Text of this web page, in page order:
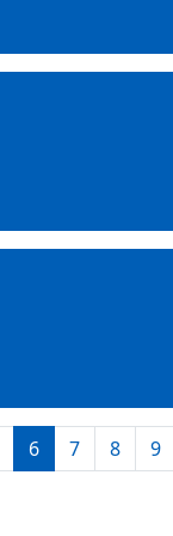
6 7 8 9